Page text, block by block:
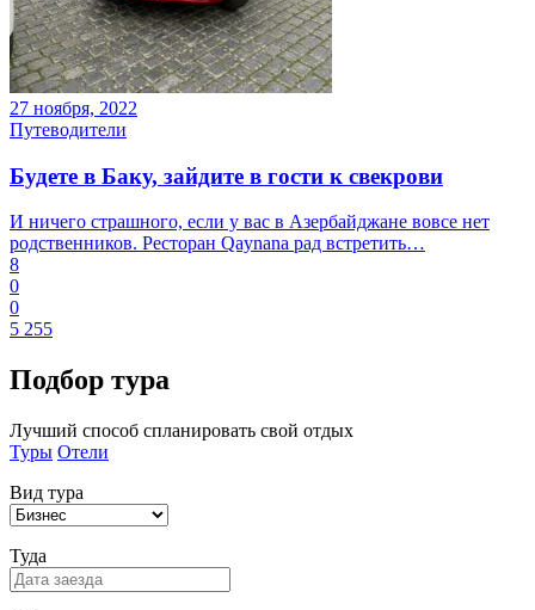
27 ноября, 2022
Путеводители
Будете в Баку, зайдите в гости к свекрови
И ничего страшного, если у вас в Азербайджане вовсе нет
родственников. Ресторан Qaynana рад встретить…
8
0
0
5 255
Подбор тура
Лучший способ спланировать свой отдых
Туры Отели
Вид тура
Туда